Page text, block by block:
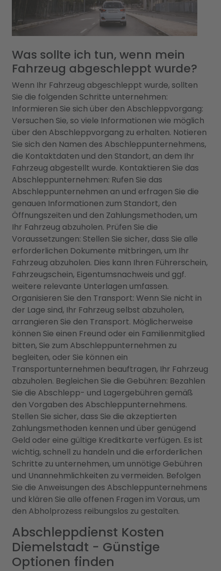
Was sollte ich tun, wenn mein
Fahrzeug abgeschleppt wurde?
Wenn Ihr Fahrzeug abgeschleppt wurde, sollten
Sie die folgenden Schritte unternehmen:
Informieren Sie sich über den Abschleppvorgang:
Versuchen Sie, so viele Informationen wie möglich
über den Abschleppvorgang zu erhalten. Notieren
Sie sich den Namen des Abschleppunternehmens,
die Kontaktdaten und den Standort, an dem Ihr
Fahrzeug abgestellt wurde. Kontaktieren Sie das
Abschleppunternehmen: Rufen Sie das
Abschleppunternehmen an und erfragen Sie die
genauen Informationen zum Standort, den
Öffnungszeiten und den Zahlungsmethoden, um
Ihr Fahrzeug abzuholen. Prüfen Sie die
Voraussetzungen: Stellen Sie sicher, dass Sie alle
erforderlichen Dokumente mitbringen, um Ihr
Fahrzeug abzuholen. Dies kann Ihren Führerschein,
Fahrzeugschein, Eigentumsnachweis und ggf.
weitere relevante Unterlagen umfassen.
Organisieren Sie den Transport: Wenn Sie nicht in
der Lage sind, Ihr Fahrzeug selbst abzuholen,
arrangieren Sie den Transport. Möglicherweise
können Sie einen Freund oder ein Familienmitglied
bitten, Sie zum Abschleppunternehmen zu
begleiten, oder Sie können ein
Transportunternehmen beauftragen, Ihr Fahrzeug
abzuholen. Begleichen Sie die Gebühren: Bezahlen
Sie die Abschlepp- und Lagergebühren gemäß
den Vorgaben des Abschleppunternehmens.
Stellen Sie sicher, dass Sie die akzeptierten
Zahlungsmethoden kennen und über genügend
Geld oder eine gültige Kreditkarte verfügen. Es ist
wichtig, schnell zu handeln und die erforderlichen
Schritte zu unternehmen, um unnötige Gebühren
und Unannehmlichkeiten zu vermeiden. Befolgen
Sie die Anweisungen des Abschleppunternehmens
und klären Sie alle offenen Fragen im Voraus, um
den Abholprozess reibungslos zu gestalten.
Abschleppdienst Kosten
Diemelstadt - Günstige
Optionen finden